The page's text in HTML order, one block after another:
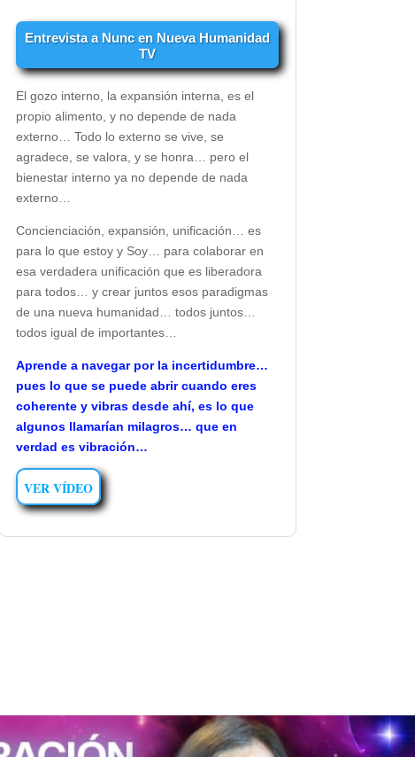
Entrevista a Nunc en Nueva Humanidad
TV
El gozo interno, la expansión interna, es el
propio alimento, y no depende de nada
externo… Todo lo externo se vive, se
agradece, se valora, y se honra… pero el
bienestar interno ya no depende de nada
externo…
Concienciación, expansión, unificación… es
para lo que estoy y Soy… para colaborar en
esa verdadera unificación que es liberadora
para todos… y crear juntos esos paradigmas
de una nueva humanidad… todos juntos…
todos igual de importantes…
Aprende a navegar por la incertidumbre…
pues lo que se puede abrir cuando eres
coherente y vibras desde ahí, es lo que
algunos llamarían milagros… que en
verdad es vibración…
VER VÍDEO